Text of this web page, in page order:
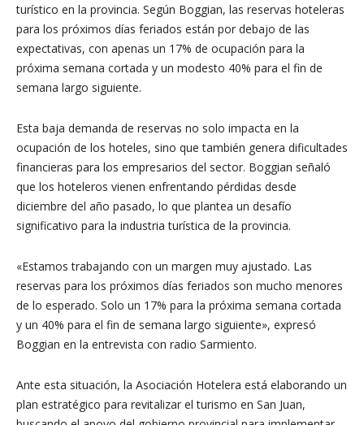
turístico en la provincia. Según Boggian, las reservas hoteleras
para los próximos días feriados están por debajo de las
expectativas, con apenas un 17% de ocupación para la
próxima semana cortada y un modesto 40% para el fin de
semana largo siguiente.
Esta baja demanda de reservas no solo impacta en la
ocupación de los hoteles, sino que también genera dificultades
financieras para los empresarios del sector. Boggian señaló
que los hoteleros vienen enfrentando pérdidas desde
diciembre del año pasado, lo que plantea un desafío
significativo para la industria turística de la provincia.
«Estamos trabajando con un margen muy ajustado. Las
reservas para los próximos días feriados son mucho menores
de lo esperado. Solo un 17% para la próxima semana cortada
y un 40% para el fin de semana largo siguiente», expresó
Boggian en la entrevista con radio Sarmiento.
Ante esta situación, la Asociación Hotelera está elaborando un
plan estratégico para revitalizar el turismo en San Juan,